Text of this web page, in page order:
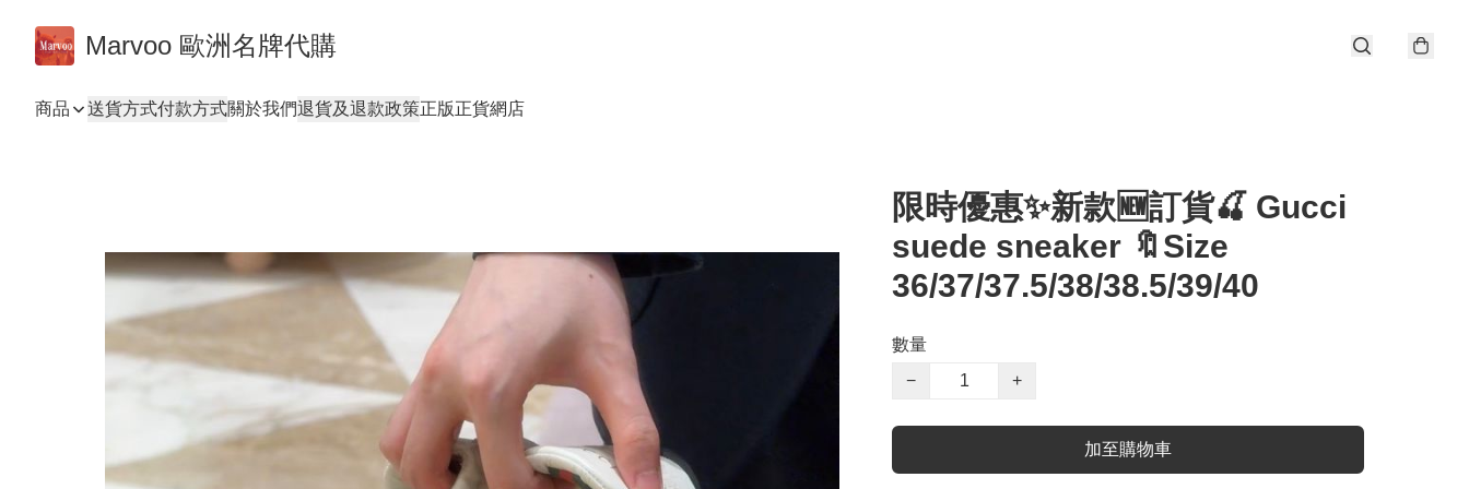
Marvoo 歐洲名牌代購
商品 送貨方式付款方式關於我們退貨及退款政策正版正貨網店
限時優惠✨新款🆕訂貨🍒 Gucci
suede sneaker 🔖Size
36/37/37.5/38/38.5/39/40
數量
−
+
加至購物車